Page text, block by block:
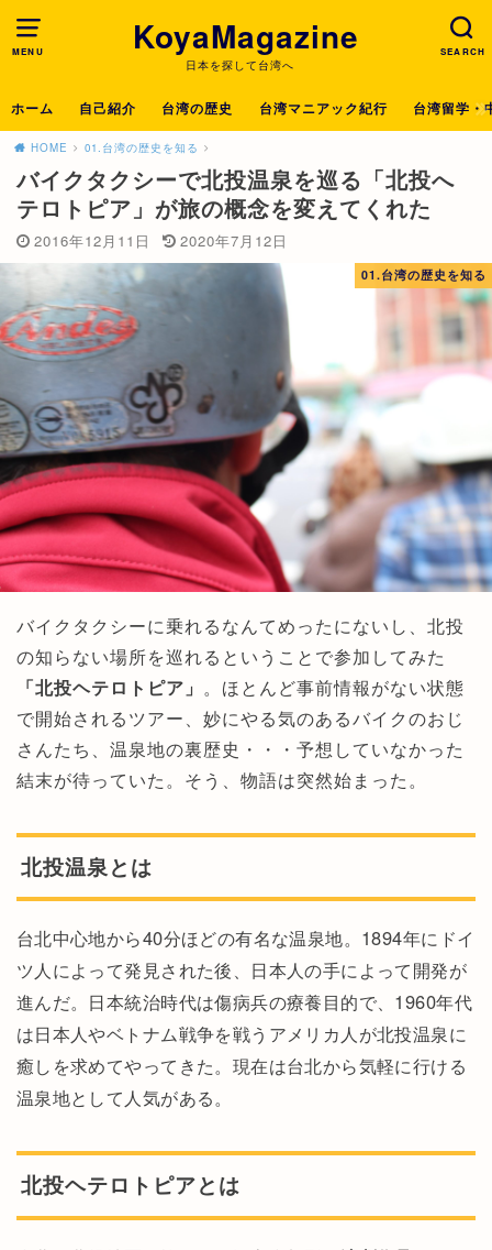
MENU SEARCH
KoyaMagazine
日本を探して台湾へ
ホーム 自己紹介 台湾の歴史 台湾マニアック紀行 台湾留学・
HOME 01.台湾の歴史を知る
バイクタクシーで北投温泉を巡る「北投へ
テロトピア」が旅の概念を変えてくれた
2016年12月11日 2020年7月12日
01.台湾の歴史を知る
バイクタクシーに乗れるなんてめったにないし、北投
の知らない場所を巡れるということで参加してみた
「北投ヘテロトピア」 。ほとんど事前情報がない状態
で開始されるツアー、妙にやる気のあるバイクのおじ
さんたち、温泉地の裏歴史・・・予想していなかった
結末が待っていた。そう、物語は突然始まった。
北投温泉とは
台北中心地から40分ほどの有名な温泉地。1894年にドイ
ツ人によって発見された後、日本人の手によって開発が
進んだ。日本統治時代は傷病兵の療養目的で、1960年代
は日本人やベトナム戦争を戦うアメリカ人が北投温泉に
癒しを求めてやってきた。現在は台北から気軽に行ける
温泉地として人気がある。
北投ヘテロトピアとは